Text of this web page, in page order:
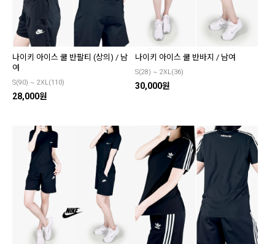
나이키 아이스 쿨 반팔티 (상의) / 남
여
S(90) ~ 2XL(110)
28,000원
나이키 아이스 쿨 반바지 / 남여
S(28) ~ 2XL(36)
30,000원